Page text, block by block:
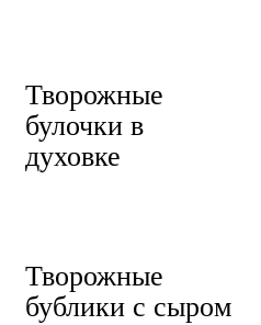
Творожные
булочки в
духовке
Творожные
бублики с сыром